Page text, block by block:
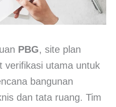
PBG, site plan
verifikasi utama untuk
bangunan
dan tata ruang. Tim